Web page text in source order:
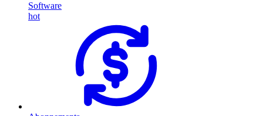
Software
hot